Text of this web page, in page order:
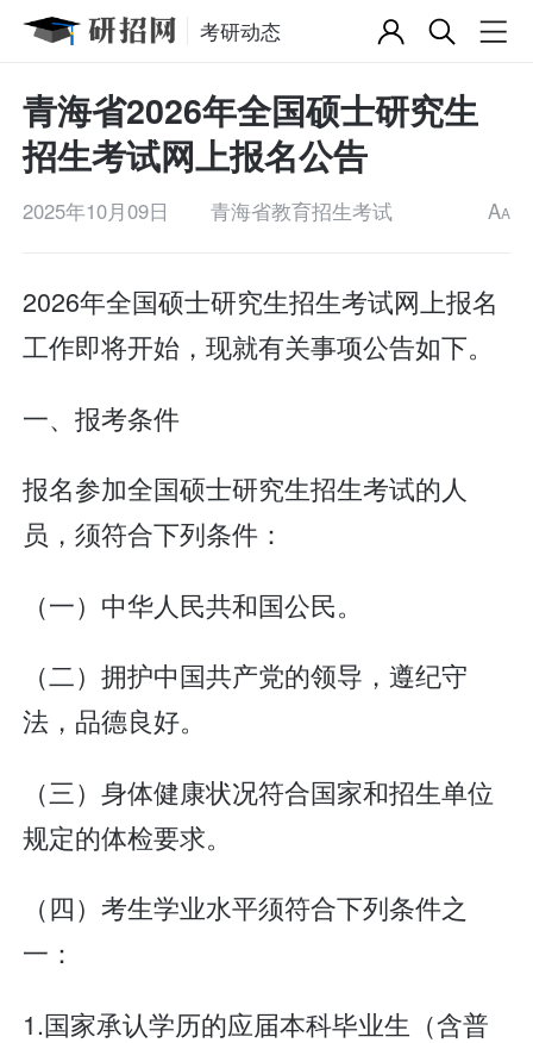
考研动态
青海省2026年全国硕士研究生
招生考试网上报名公告
2025年10月09日 青海省教育招生考试 AA
2026年全国硕士研究生招生考试网上报名
工作即将开始，现就有关事项公告如下。
一、报考条件
报名参加全国硕士研究生招生考试的人
员，须符合下列条件：
（一）中华人民共和国公民。
（二）拥护中国共产党的领导，遵纪守
法，品德良好。
（三）身体健康状况符合国家和招生单位
规定的体检要求。
（四）考生学业水平须符合下列条件之
一：
1.国家承认学历的应届本科毕业生（含普